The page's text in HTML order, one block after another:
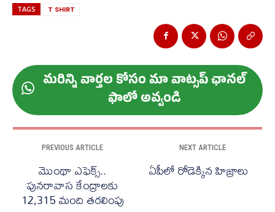
TAGS T SHIRT
మ‌రిన్ని వార్త‌ల కోసం మా వాట్స‌ప్ ఛాన‌ల్
ఫాలో అవ్వండి
PREVIOUS ARTICLE
మొంథా ఎఫెక్స్..
పునరావాస కేంద్రాలకు
12,315 మంది తరలింపు
NEXT ARTICLE
ఏపీలో రోడెక్కిన హిజ్రాలు